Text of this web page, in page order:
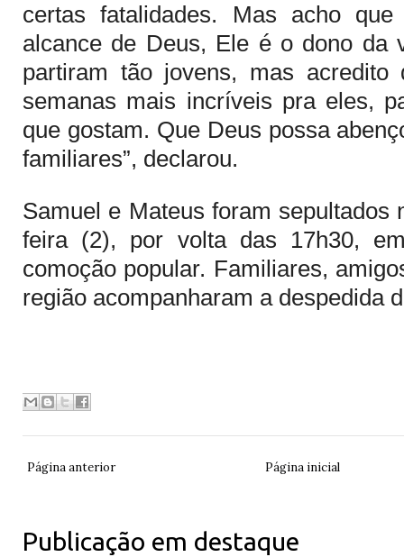
certas fatalidades. Mas acho
alcance de Deus, Ele é o dono da
partiram tão jovens, mas
semanas mais incríveis pra eles,
que gostam. Que Deus possa
familiares”, declarou.
Samuel e Mateus foram sepultados
feira (2), por volta das 17h30,
comoção popular. Familiares,
região acompanharam a despedida
Página anterior Página inicial
Publicação em destaque